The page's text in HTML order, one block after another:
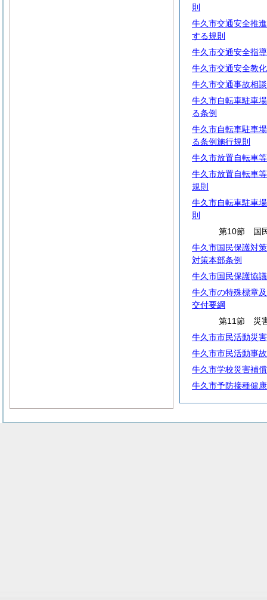
則
牛久市交通安全推
する規則
牛久市交通安全指
牛久市交通安全教
牛久市交通事故相
牛久市自転車駐車
る条例
牛久市自転車駐車
る条例施行規則
牛久市放置自転車
牛久市放置自転車
規則
牛久市自転車駐車
則
第10節 国
牛久市国民保護対
対策本部条例
牛久市国民保護協
牛久市の特殊標章
交付要綱
第11節 災
牛久市市民活動災
牛久市市民活動事
牛久市学校災害補
牛久市予防接種健